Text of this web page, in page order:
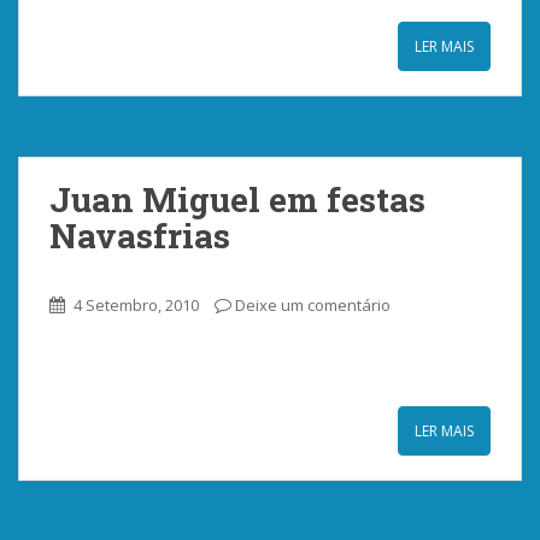
LER MAIS
Juan Miguel em festas
Navasfrias
4 Setembro, 2010 Deixe um comentário
LER MAIS